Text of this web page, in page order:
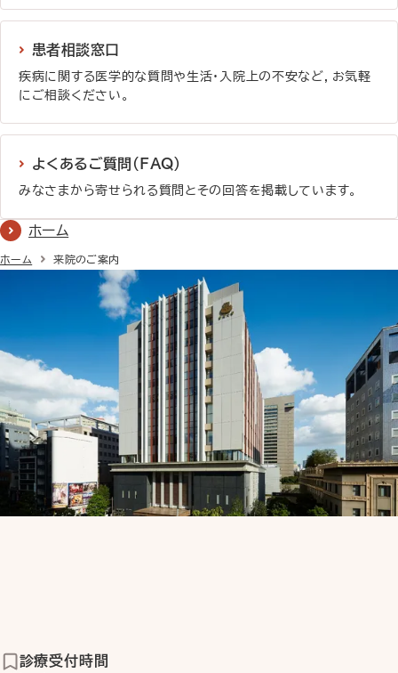
患者相談窓口
疾病に関する医学的な質問や生活・入院上の不安など，お気軽
にご相談ください。
よくあるご質問（FAQ）
みなさまから寄せられる質問とその回答を掲載しています。
ホーム
ホーム 来院のご案内
診療受付時間